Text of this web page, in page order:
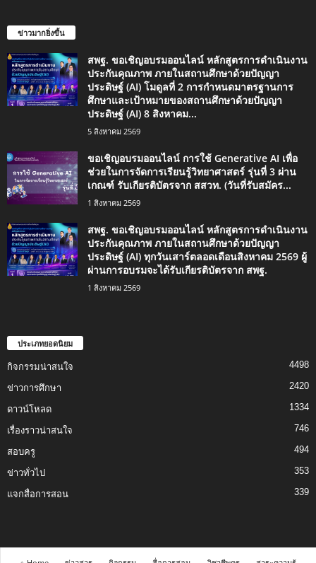
ข่าวมากยิ่งขึ้น
สพฐ. ขอเชิญอบรมออนไลน์ หลักสูตรการดำเนินงาน
ประกันคุณภาพ ภายในสถานศึกษาด้วยปัญญา
ประดิษฐ์ (AI) โมดูลที่ 2 การกำหนดมาตรฐานการ
ศึกษาและเป้าหมายของสถานศึกษาด้วยปัญญา
ประดิษฐ์ (AI) 8 สิงหาคม...
5 สิงหาคม 2569
ขอเชิญอบรมออนไลน์ การใช้ Generative AI เพื่อ
ช่วยในการจัดการเรียนรู้วิทยาศาสตร์ รุ่นที่ 3 ผ่าน
เกณฑ์ รับเกียรติบัตรจาก สสวท. (วันที่รับสมัคร...
1 สิงหาคม 2569
สพฐ. ขอเชิญอบรมออนไลน์ หลักสูตรการดำเนินงาน
ประกันคุณภาพ ภายในสถานศึกษาด้วยปัญญา
ประดิษฐ์ (AI) ทุกวันเสาร์ตลอดเดือนสิงหาคม 2569 ผู้
ผ่านการอบรมจะได้รับเกียรติบัตรจาก สพฐ.
1 สิงหาคม 2569
ประเภทยอดนิยม
กิจกรรมน่าสนใจ 4498
ข่าวการศึกษา 2420
ดาวน์โหลด 1334
เรื่องราวน่าสนใจ 746
สอบครู 494
ข่าวทั่วไป 353
แจกสื่อการสอน 339